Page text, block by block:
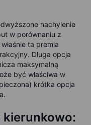
nachylenie
w porównaniu z
ta premia
Długa opcja
maksymalną
być właściwa w
krótka opcja
kierunkowo: